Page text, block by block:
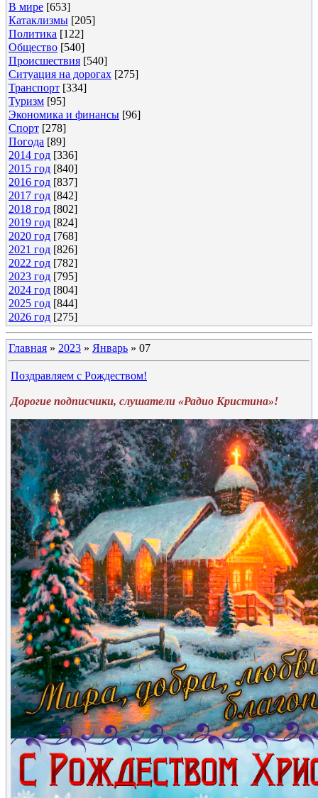
В мире [653]
Катаклизмы [205]
Политика [122]
Общество [540]
Происшествия [540]
Ситуация на дорогах [275]
Транспорт [334]
Туризм [95]
Экономика и финансы [96]
Спорт [278]
Погода [89]
2014 год [336]
2015 год [840]
2016 год [837]
2017 год [842]
2018 год [802]
2019 год [824]
2020 год [768]
2021 год [826]
2022 год [782]
2023 год [795]
2024 год [804]
2025 год [844]
2026 год [275]
Главная » 2023 » Январь » 07
Поздравляем с Рождеством!
Дорогие подписчики, слушатели «Радио Кристина»!